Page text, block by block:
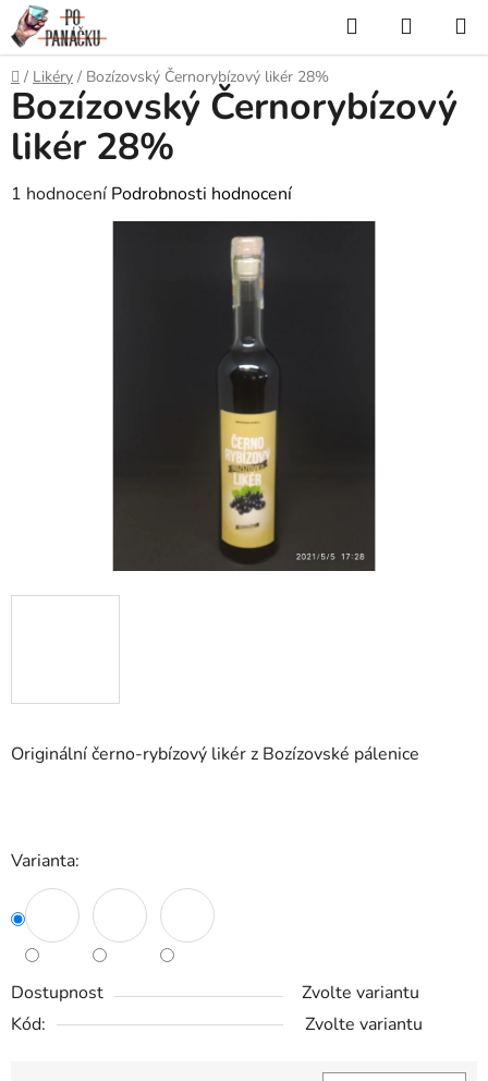
Přejít
na
obsah
Hledat
KOŠÍK
Domů
/ Likéry / Bozízovský Černorybízový likér 28%
Originální černo-rybízový likér z Bozízovské pálenice
Varianta:
Dostupnost
Zvolte variantu
Kód:
Zvolte variantu
Bozízovský Černorybízový
likér 28%
Průměrné
1 hodnocení Podrobnosti hodnocení